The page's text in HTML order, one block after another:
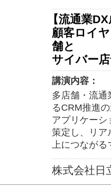
【流通業
顧客ロイ
舗と
サイバー
講演内容：
多店舗・流通
るCRM推進
アプリケーシ
策定し、リア
上につながる
株式会社日